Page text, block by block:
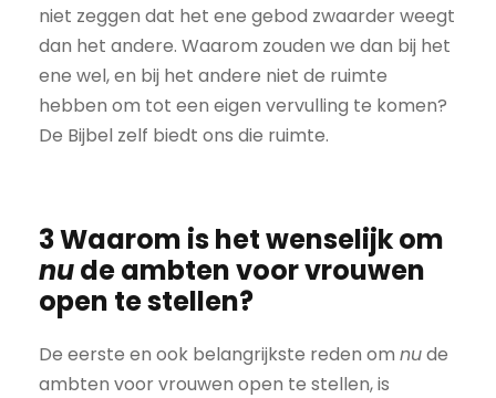
niet zeggen dat het ene gebod zwaarder weegt
dan het andere. Waarom zouden we dan bij het
ene wel, en bij het andere niet de ruimte
hebben om tot een eigen vervulling te komen?
De Bijbel zelf biedt ons die ruimte.
3 Waarom is het wenselijk om
nude ambten voor vrouwen
open te stellen?
De eerste en ook belangrijkste reden om nude
ambten voor vrouwen open te stellen, is